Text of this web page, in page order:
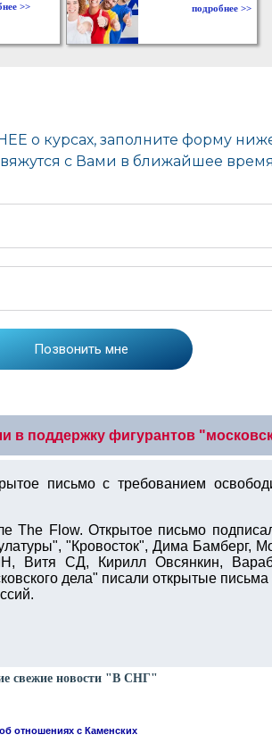
>> подробнее >>
в поддержку фигурантов
письмо с требованием
The Flow. Открытое письмо
"Кровосток", Дима Бамберг,
Витя СД, Кирилл Овсянкин,
дела" писали открытые
свежие новости "В СНГ"
отношениях с Каменских